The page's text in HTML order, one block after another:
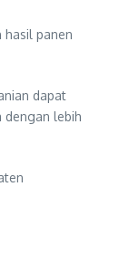
hasil panen
dapat
dengan lebih